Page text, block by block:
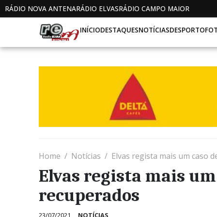
RÁDIO NOVA ANTENARÁDIO ELVASRÁDIO CAMPO MAIOR
INÍCIODESTAQUESNOTÍCIASDESPORTO
Home Notícias Elvas regista mais um caso
Elvas regista mais um
recuperados
23/07/2021 NOTÍCIAS